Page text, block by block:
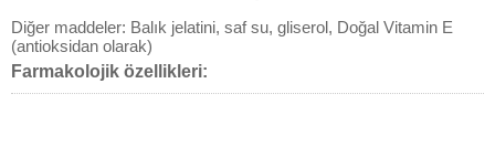
Diğer maddeler: Balık jelatini, saf su, gliserol, Doğal Vitamin E
(antioksidan olarak)
Farmakolojik özellikleri: